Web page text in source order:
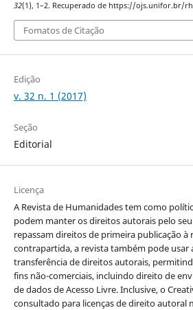
32(1), 1–2. Recuperado de https://ojs.unifor.br/
Fomatos de Citação
Edição
v. 32 n. 1 (2017)
Seção
Editorial
Licença
A Revista de Humanidades tem como
podem manter os direitos autorais pelo
repassam direitos de primeira publicação à
contrapartida, a revista também pode usar
transferência de direitos autorais,
fins não-comerciais, incluindo direito de
de dados de Acesso Livre. Inclusive, o
consultado para licenças de direito autoral